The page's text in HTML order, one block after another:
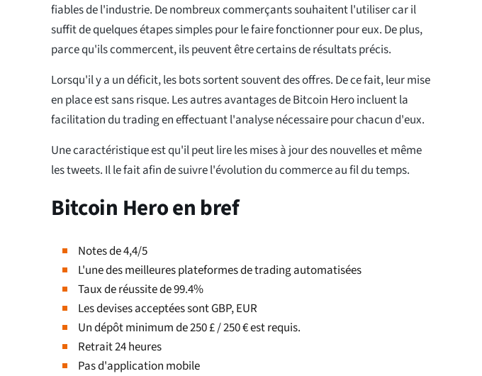
fiables de l'industrie. De nombreux commerçants souhaitent l'utiliser car il
suffit de quelques étapes simples pour le faire fonctionner pour eux. De plus,
parce qu'ils commercent, ils peuvent être certains de résultats précis.
Lorsqu'il y a un déficit, les bots sortent souvent des offres. De ce fait, leur mise
en place est sans risque. Les autres avantages de Bitcoin Hero incluent la
facilitation du trading en effectuant l'analyse nécessaire pour chacun d'eux.
Une caractéristique est qu'il peut lire les mises à jour des nouvelles et même
les tweets. Il le fait afin de suivre l'évolution du commerce au fil du temps.
Bitcoin Hero en bref
Notes de 4,4/5
L'une des meilleures plateformes de trading automatisées
Taux de réussite de 99.4%
Les devises acceptées sont GBP, EUR
Un dépôt minimum de 250 £ / 250 € est requis.
Retrait 24 heures
Pas d'application mobile